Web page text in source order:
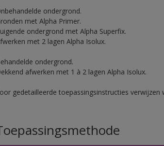
ondergrond.
met Alpha Primer.
ondergrond met Alpha Superfix.
met 2 lagen Alpha Isolux.
ondergrond.
afwerken met 1 à 2 lagen Alpha Isolux.
gedetailleerde toepassingsinstructies